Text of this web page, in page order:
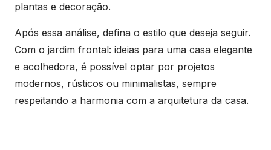
plantas e decoração.
Após essa análise, defina o estilo que deseja seguir.
Com o jardim frontal: ideias para uma casa elegante
e acolhedora, é possível optar por projetos
modernos, rústicos ou minimalistas, sempre
respeitando a harmonia com a arquitetura da casa.